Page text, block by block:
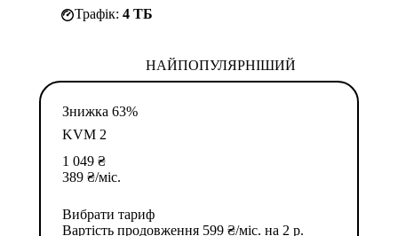
Трафік: 4 TБ
НАЙПОПУЛЯРНІШИЙ
Знижка 63%
KVM 2
1 049 ₴
389 ₴/міс.
Вибрати тариф
Вартість продовження 599 ₴/міс. на 2 р.